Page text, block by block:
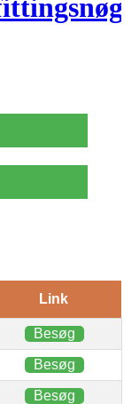
Link
Besøg
Besøg
Besøg